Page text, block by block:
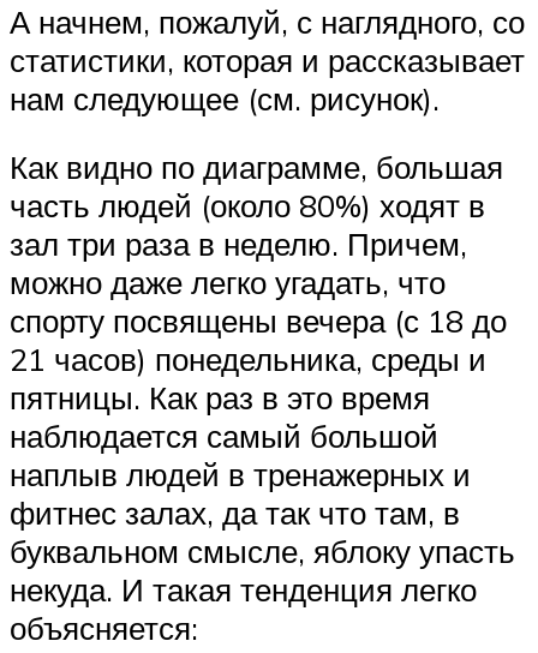
А начнем, пожалуй, с наглядного, со
статистики, которая и рассказывает
нам следующее (см. рисунок).
Как видно по диаграмме, большая
часть людей (около 80%) ходят в
зал три раза в неделю. Причем,
можно даже легко угадать, что
спорту посвящены вечера (с 18 до
21 часов) понедельника, среды и
пятницы. Как раз в это время
наблюдается самый большой
наплыв людей в тренажерных и
фитнес залах, да так что там, в
буквальном смысле, яблоку упасть
некуда. И такая тенденция легко
объясняется: